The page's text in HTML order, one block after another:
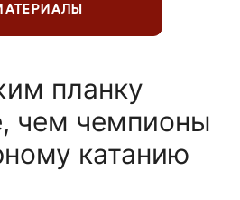
планку
чем чемпионы
катанию